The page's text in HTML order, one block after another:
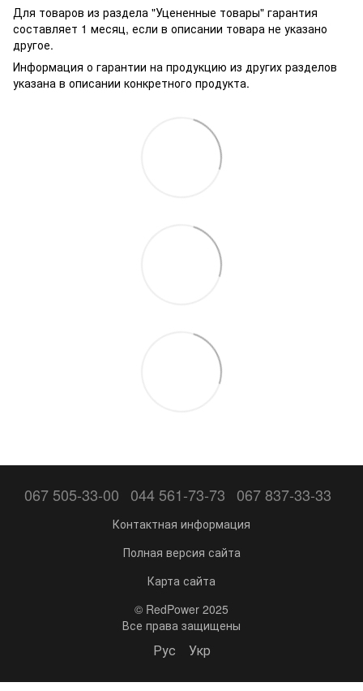
Для товаров из раздела "Уцененные товары" гарантия
составляет 1 месяц, если в описании товара не указано
другое.
Информация о гарантии на продукцию из других разделов
указана в описании конкретного продукта.
067 505-33-00 044 561-73-73 067 837-33-33
Контактная информация
Полная версия сайта
Карта сайта
© RedPower 2025
Все права защищены
Рус Укр